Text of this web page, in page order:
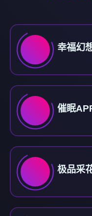
幸福幻
催眠
极品采